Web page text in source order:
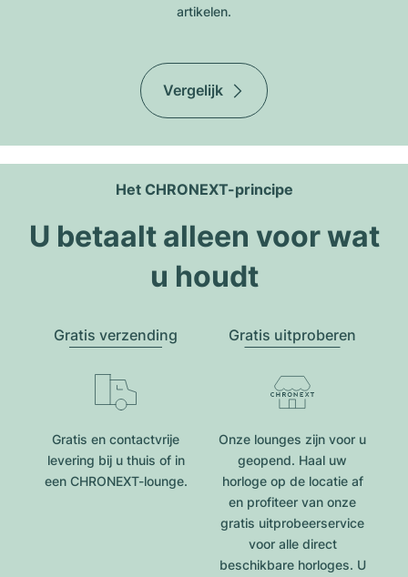
artikelen.
Vergelijk
Het CHRONEXT-principe
U betaalt alleen voor wat
u houdt
Gratis verzending
Gratis en contactvrije
levering bij u thuis of in
een CHRONEXT-lounge.
Gratis uitproberen
Onze lounges zijn voor u
geopend. Haal uw
horloge op de locatie af
en profiteer van onze
gratis uitprobeerservice
voor alle direct
beschikbare horloges. U